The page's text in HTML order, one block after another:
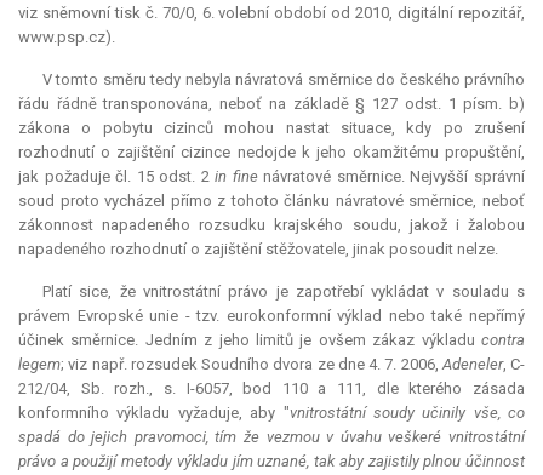
viz sněmovní tisk č. 70/0, 6. volební období od 2010, digitální repozitář,
www.psp.cz).
V tomto směru tedy nebyla návratová směrnice do českého právního
řádu řádně transponována, neboť na základě § 127 odst. 1 písm. b)
zákona o pobytu cizinců mohou nastat situace, kdy po zrušení
rozhodnutí o zajištění cizince nedojde k jeho okamžitému propuštění,
jak požaduje čl. 15 odst. 2in fine návratové směrnice. Nejvyšší správní
soud proto vycházel přímo z tohoto článku návratové směrnice, neboť
zákonnost napadeného rozsudku krajského soudu, jakož i žalobou
napadeného rozhodnutí o zajištění stěžovatele, jinak posoudit nelze.
Platí sice, že vnitrostátní právo je zapotřebí vykládat v souladu s
právem Evropské unie - tzv. eurokonformní výklad nebo také nepřímý
účinek směrnice. Jedním z jeho limitů je ovšem zákaz výkladu contra
legem; viz např. rozsudek Soudního dvora ze dne 4. 7. 2006,Adeneler, C-
212/04, Sb. rozh., s. I-6057, bod 110 a 111, dle kterého zásada
konformního výkladu vyžaduje, aby "vnitrostátní soudy učinily vše, co
spadá do jejich pravomoci, tím že vezmou v úvahu veškeré vnitrostátní
právo a použijí metody výkladu jím uznané, tak aby zajistily plnou účinnost